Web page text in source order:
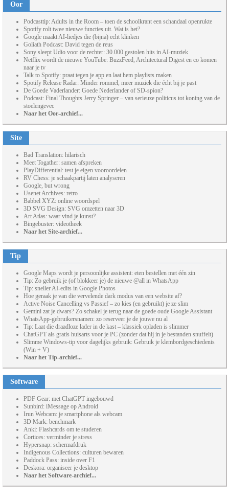
Oor
Podcasttip: Adults in the Room – toen de schoolkrant een schandaal openrukte
Spotify rolt twee nieuwe functies uit. Wat is het?
Google maakt AI-liedjes die (bijna) echt klinken
Goliath Podcast: David tegen de reus
Sony sleept Udio voor de rechter: 30.000 gestolen hits in AI-muziek
Netflix wordt de nieuwe YouTube: BuzzFeed, Architectural Digest en co komen
naar je tv
Talk to Spotify: praat tegen je app en laat hem playlists maken
Spotify Release Radar: Minder rommel, meer muziek die écht bij je past
De Goede Vaderlander: Goede Nederlander of SD-spion?
Podcast: Final Thoughts Jerry Springer – van serieuze politicus tot koning van de
stoelengevec
Naar het Oor-archief...
Site
Bad Translation: hilarisch
Meet Togather: samen afspreken
PlayDifferential: test je eigen vooroordelen
RV Chess: je schaakpartij laten analyseren
Google, but wrong
Usenet Archives: retro
Babbel XYZ: online woordspel
3D SVG Design: SVG omzetten naar 3D
Art Atlas: waar vind je kunst?
Bingebuster: videotheek
Naar het Site-archief...
Tip
Google Maps wordt je persoonlijke assistent: eten bestellen met één zin
Tip: Zo gebruik je (of blokkeer je) de nieuwe @all in WhatsApp
Tip: sneller AI-edits in Google Photos
Hoe geraak je van die vervelende dark modus van een website af?
Active Noise Cancelling vs Passief – zo kies (en gebruikt) je ze slim
Gemini zat je dwars? Zo schakel je terug naar de goede oude Google Assistant
WhatsApp-gebruikersnamen: zo reserveer je de jouwe nu al
Tip: Laat die draadloze lader in de kast – klassiek opladen is slimmer
ChatGPT als gratis huisarts voor je PC (zonder dat hij in je bestanden snuffelt)
Slimme Windows-tip voor dagelijks gebruik: Gebruik je klembordgeschiedenis
(Win + V)
Naar het Tip-archief...
Software
PDF Gear: met ChatGPT ingebouwd
Sunbird: iMessage op Android
Irun Webcam: je smartphone als webcam
3D Mark: benchmark
Anki: Flashcards om te studeren
Cortices: verminder je stress
Hypersnap: schermafdruk
Indigenous Collections: culturen bewaren
Paddock Pass: inside over F1
Deskora: organiseer je desktop
Naar het Software-archief...